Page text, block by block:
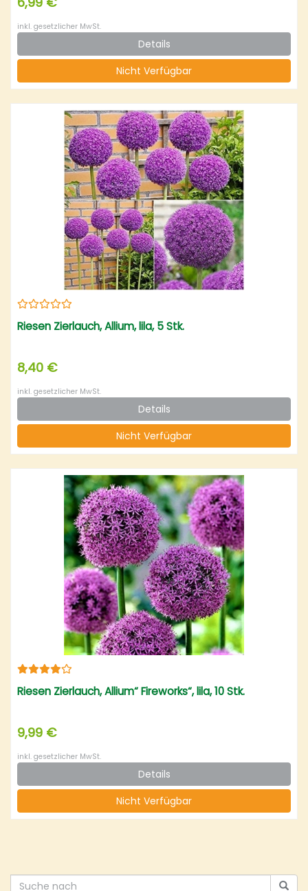
inkl. gesetzlicher MwSt.
Details
Nicht Verfügbar
Riesen Zierlauch, Allium, lila, 5 Stk.
8,40 €
inkl. gesetzlicher MwSt.
Details
Nicht Verfügbar
Riesen Zierlauch, Allium“ Fireworks“, lila, 10 Stk.
9,99 €
inkl. gesetzlicher MwSt.
Details
Nicht Verfügbar